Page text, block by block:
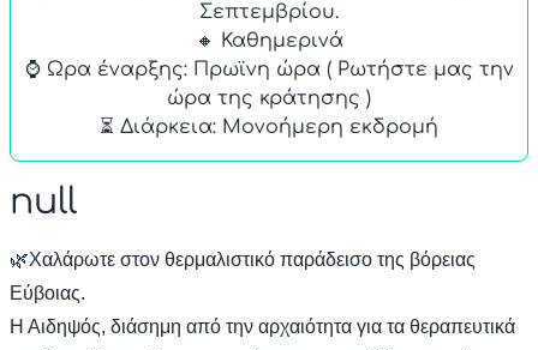
Σεπτεμβρίου.
🔸 Καθημερινά
⌚ Ωρα έναρξης: Πρωϊνη ώρα ( Ρωτήστε μας την
ώρα της κράτησης )
null
🌿Χαλάρωτε στον θερμαλιστικό παράδεισο της βόρειας
Εύβοιας.
Η Αιδηψός, διάσημη από την αρχαιότητα για τα θεραπευτικά